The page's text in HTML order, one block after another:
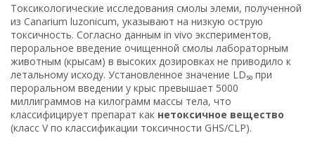
Токсикологические исследования смолы элеми, полученной
из Canarium luzonicum, указывают на низкую острую
токсичность. Согласно данным in vivo экспериментов,
пероральное введение очищенной смолы лабораторным
животным (крысам) в высоких дозировках не приводило к
летальному исходу. Установленное значение LD₅₀ при
пероральном введении у крыс превышает 5000
миллиграммов на килограмм массы тела, что
классифицирует препарат как нетоксичное вещество
(класс V по классификации токсичности GHS/CLP).